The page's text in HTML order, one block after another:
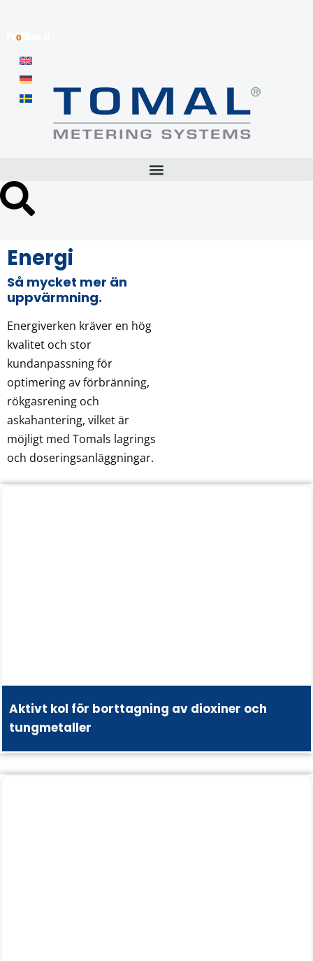
Energi
Så mycket mer än
uppvärmning.
Energiverken kräver en hög
kvalitet och stor
kundanpassning för
optimering av förbränning,
rökgasrening och
askahantering, vilket är
möjligt med Tomals lagrings
och doseringsanläggningar.
Aktivt kol för borttagning av dioxiner och
tungmetaller